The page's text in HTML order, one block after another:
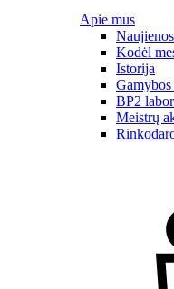
Apie mus
Naujienos
Kodėl
Istorija
BP2
Meistrų